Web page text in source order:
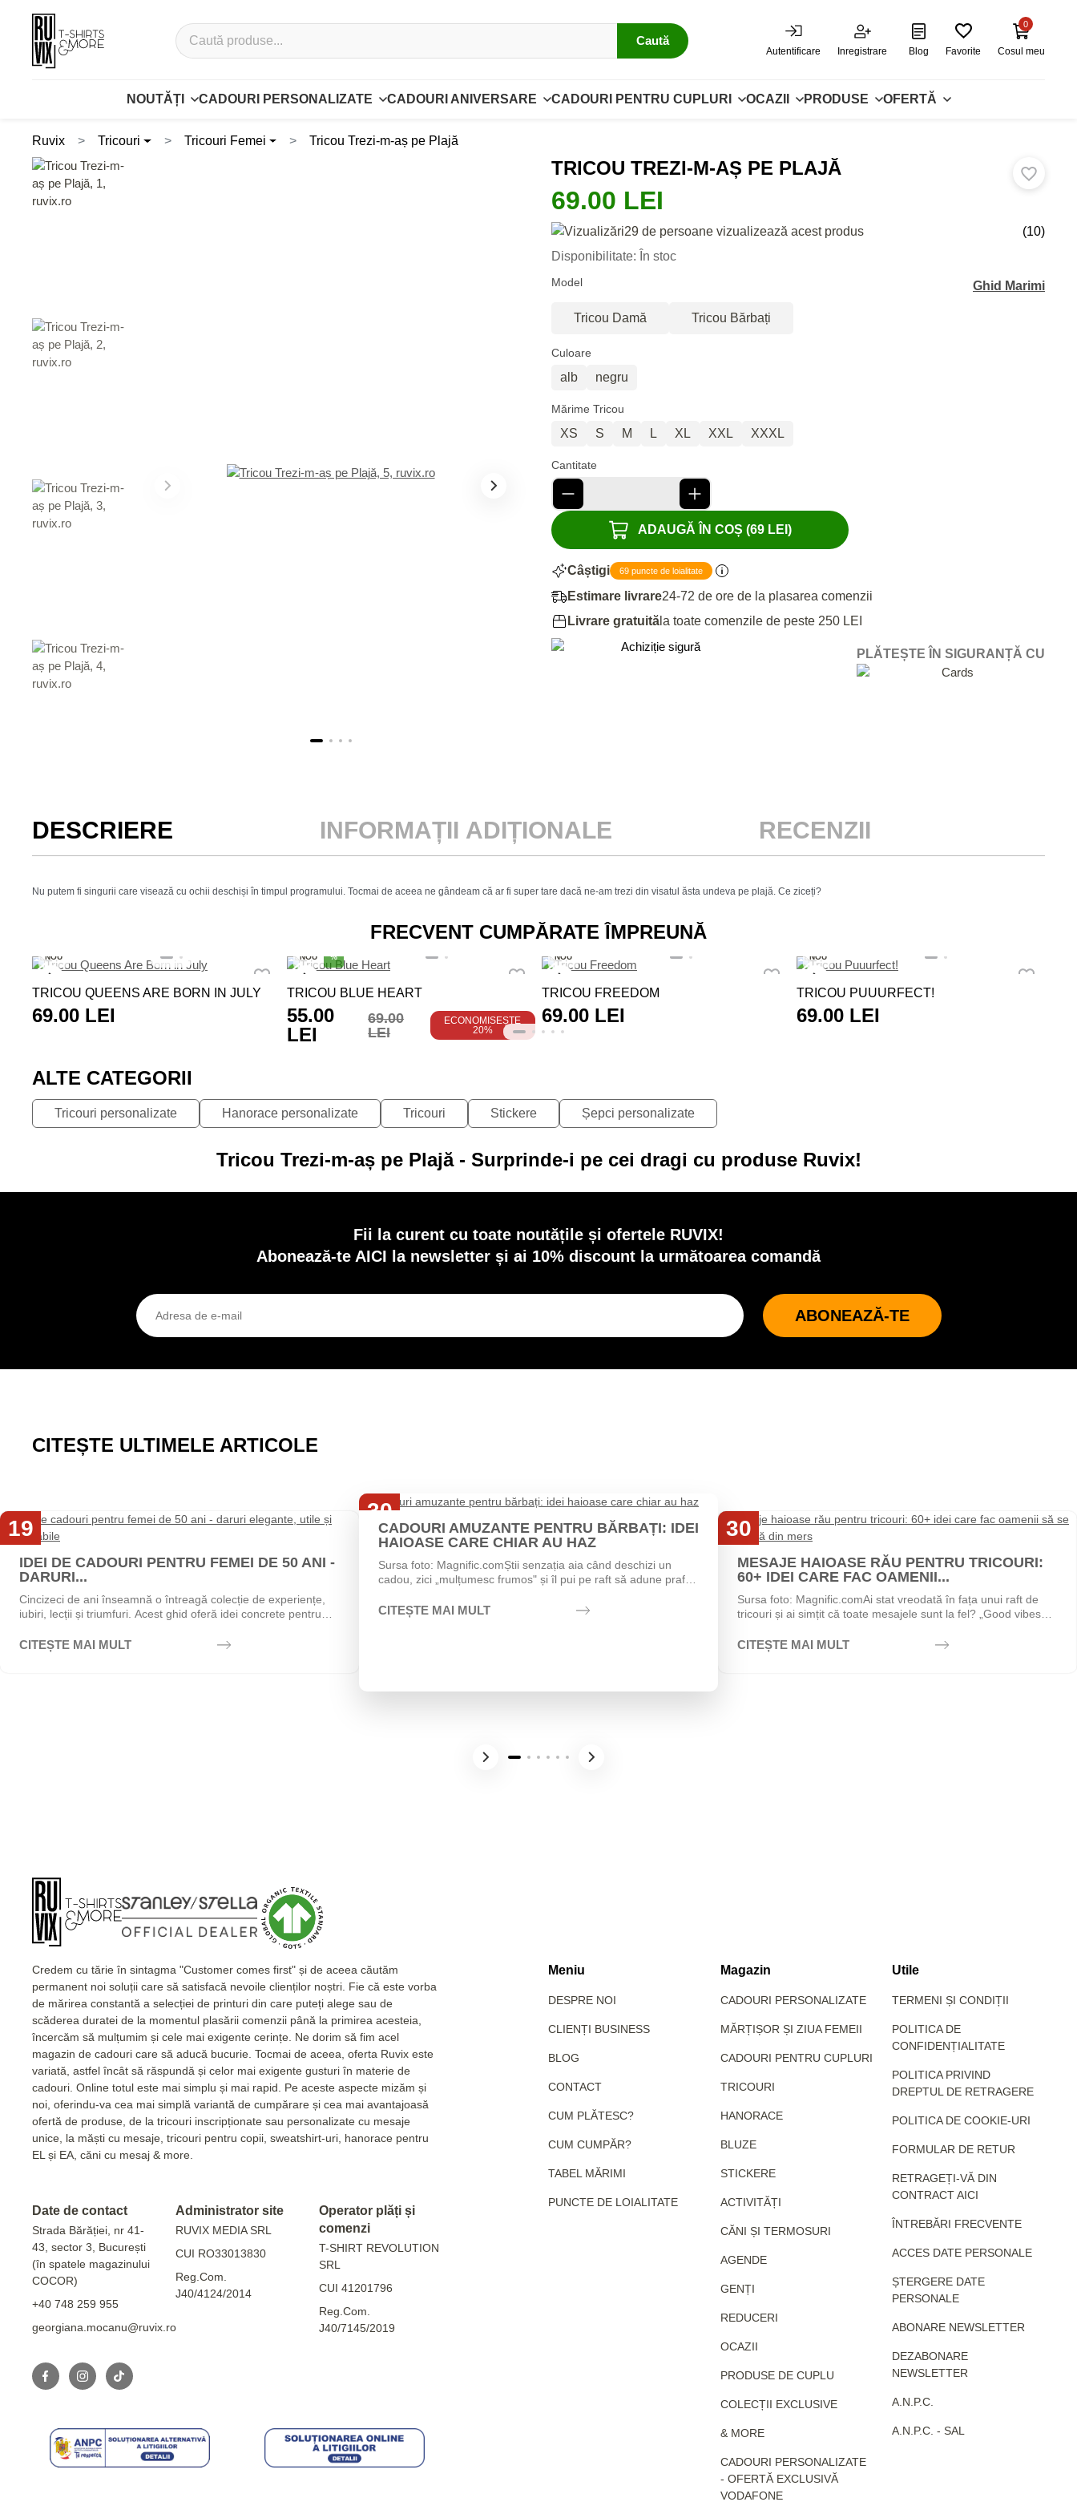
Caută
Autentificare Inregistrare Blog Favorite Cosul meu
0
NOUTĂȚI CADOURI PERSONALIZATE CADOURI ANIVERSARE CADOURI PENTRU CUPLURI OCAZII PRODUSE OFERTĂ
Ruvix Tricouri Tricouri Femei Tricou Trezi-m-aș pe Plajă
TRICOU TREZI-M-AȘ PE PLAJĂ
69.00 LEI
29 de persoane vizualizează acest produs
(10)
Disponibilitate: În stoc
Model Ghid Marimi
Tricou Damă Tricou Bărbați
Culoare
alb negru
Mărime Tricou
XS S M L XL XXL XXXL
Cantitate
ADAUGĂ ÎN COȘ (69 LEI)
Câștigi 69 puncte de loialitate
Estimare livrare24-72 de ore de la plasarea comenzii
Livrare gratuită la toate comenzile de peste 250 LEI
PLĂTEȘTE ÎN SIGURANȚĂ CU
DESCRIERE INFORMAȚII ADIȚIONALE RECENZII
Nu putem fi singurii care visează cu ochii deschiși în timpul programului. Tocmai de aceea ne gândeam că ar fi super tare dacă ne-am trezi din visatul ăsta undeva pe plajă. Ce ziceți?
FRECVENT CUMPĂRATE ÎMPREUNĂ
NOU
TRICOU QUEENS ARE BORN IN JULY
69.00 LEI
NOU %
TRICOU BLUE HEART
55.00
LEI
69.00
LEI
ECONOMISEȘTE
20%
NOU
TRICOU FREEDOM
69.00 LEI
NOU
TRICOU PUUURFECT!
69.00 LEI
ALTE CATEGORII
Tricouri personalizate Hanorace personalizate Tricouri Stickere Șepci personalizate
Tricou Trezi-m-aș pe Plajă - Surprinde-i pe cei dragi cu produse Ruvix!
Fii la curent cu toate noutățile și ofertele RUVIX!
Abonează-te AICI la newsletter și ai 10% discount la următoarea comandă
ABONEAZĂ-TE
CITEȘTE ULTIMELE ARTICOLE
19
IDEI DE CADOURI PENTRU FEMEI DE 50 ANI -
DARURI...
Cincizeci de ani înseamnă o întreagă colecție de experiențe,
iubiri, lecții și triumfuri. Acest ghid oferă idei concrete pentru
CITEȘTE MAI MULT
30
Iul
CADOURI AMUZANTE PENTRU BĂRBAȚI: IDEI
HAIOASE CARE CHIAR AU HAZ
Sursa foto: Magnific.comȘtii senzația aia când deschizi un
cadou, zici „mulțumesc frumos" și îl pui pe raft să adune praf?
CITEȘTE MAI MULT
30
MESAJE HAIOASE RĂU PENTRU TRICOURI:
60+ IDEI CARE FAC OAMENII...
Sursa foto: Magnific.comAi stat vreodată în fața unui raft de
tricouri și ai simțit că toate mesajele sunt la fel? „Good vibes
CITEȘTE MAI MULT
Credem cu tărie în sintagma "Customer comes first" și de aceea căutăm
permanent noi soluții care să satisfacă nevoile clienților noștri. Fie că este vorba
de mărirea constantă a selecției de printuri din care puteți alege sau de
scăderea duratei de la momentul plasării comenzii până la primirea acesteia,
încercăm să mulțumim și cele mai exigente cerințe. Ne dorim să fim acel
magazin de cadouri care să aducă bucurie. Tocmai de aceea, oferta Ruvix este
variată, astfel încât să răspundă și celor mai exigente gusturi în materie de
cadouri. Online totul este mai simplu și mai rapid. Pe aceste aspecte mizăm și
noi, oferindu-va cea mai simplă variantă de cumpărare și cea mai avantajoasă
ofertă de produse, de la tricouri inscripționate sau personalizate cu mesaje
unice, la măști cu mesaje, tricouri pentru copii, sweatshirt-uri, hanorace pentru
EL și EA, căni cu mesaj & more.
Date de contact
Strada Bărăției, nr 41-
43, sector 3, București
(în spatele magazinului
COCOR)
+40 748 259 955
georgiana.mocanu@ruvix.ro
Administrator site
RUVIX MEDIA SRL
CUI RO33013830
Reg.Com.
J40/4124/2014
Operator plăți și
comenzi
T-SHIRT REVOLUTION
SRL
CUI 41201796
Reg.Com.
J40/7145/2019
Meniu
DESPRE NOI
CLIENȚI BUSINESS
BLOG
CONTACT
CUM PLĂTESC?
CUM CUMPĂR?
TABEL MĂRIMI
PUNCTE DE LOIALITATE
Magazin
CADOURI PERSONALIZATE
MĂRȚIȘOR ȘI ZIUA FEMEII
CADOURI PENTRU CUPLURI
TRICOURI
HANORACE
BLUZE
STICKERE
ACTIVITĂȚI
CĂNI ȘI TERMOSURI
AGENDE
GENȚI
REDUCERI
OCAZII
PRODUSE DE CUPLU
COLECȚII EXCLUSIVE
& MORE
CADOURI PERSONALIZATE
- OFERTĂ EXCLUSIVĂ
VODAFONE
Utile
TERMENI ȘI CONDIȚII
POLITICA DE
CONFIDENȚIALITATE
POLITICA PRIVIND
DREPTUL DE RETRAGERE
POLITICA DE COOKIE-URI
FORMULAR DE RETUR
RETRAGEȚI-VĂ DIN
CONTRACT AICI
ÎNTREBĂRI FRECVENTE
ACCES DATE PERSONALE
ȘTERGERE DATE
PERSONALE
ABONARE NEWSLETTER
DEZABONARE
NEWSLETTER
A.N.P.C.
A.N.P.C. - SAL